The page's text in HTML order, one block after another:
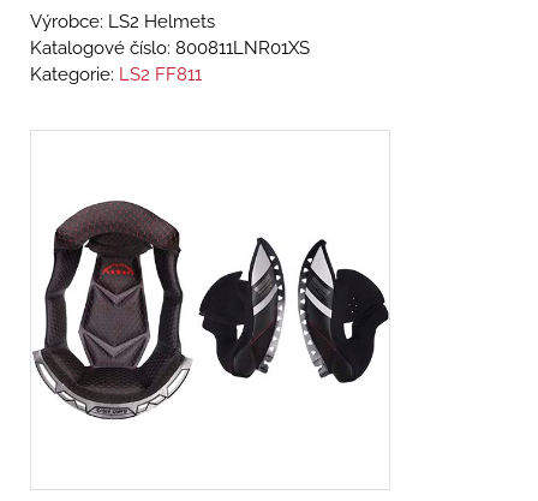
Výrobce: LS2 Helmets
Katalogové číslo: 800811LNR01XS
Kategorie: LS2 FF811